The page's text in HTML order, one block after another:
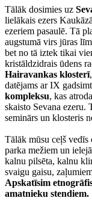
Tālāk dosimies uz
lielākais ezers
ezeriem pasaulē. Tā
augstumā virs jūras
bet no tā iztek tikai
kristāldzidrais ūdens
Hairavankas klosterī
datējams ar IX
kompleksu, kas
skaisto Sevana ezeru.
seminārs un klosteris
Tālāk mūsu ceļš vedīs
parka mežiem un
kalnu pilsēta, kalnu
svaigu gaisu,
Apskatīsim
amatnieku stendiem.